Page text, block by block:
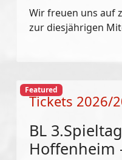
Wir freuen uns auf
zur diesjährigen
Featured
Tickets 2026/
BL
Hoffenheim